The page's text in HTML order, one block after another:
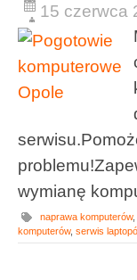
15 czerwca
wymianę
naprawa komputerów,
komputerów, serwis